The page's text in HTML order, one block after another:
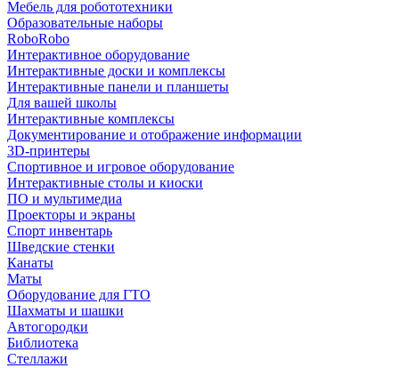
Мебель для робототехники
Образовательные наборы
RoboRobo
Интерактивное оборудование
Интерактивные доски и комплексы
Интерактивные панели и планшеты
Для вашей школы
Интерактивные комплексы
Документирование и отображение информации
3D-принтеры
Спортивное и игровое оборудование
Интерактивные столы и киоски
ПО и мультимедиа
Проекторы и экраны
Спорт инвентарь
Шведские стенки
Канаты
Маты
Оборудование для ГТО
Шахматы и шашки
Автогородки
Библиотека
Стеллажи